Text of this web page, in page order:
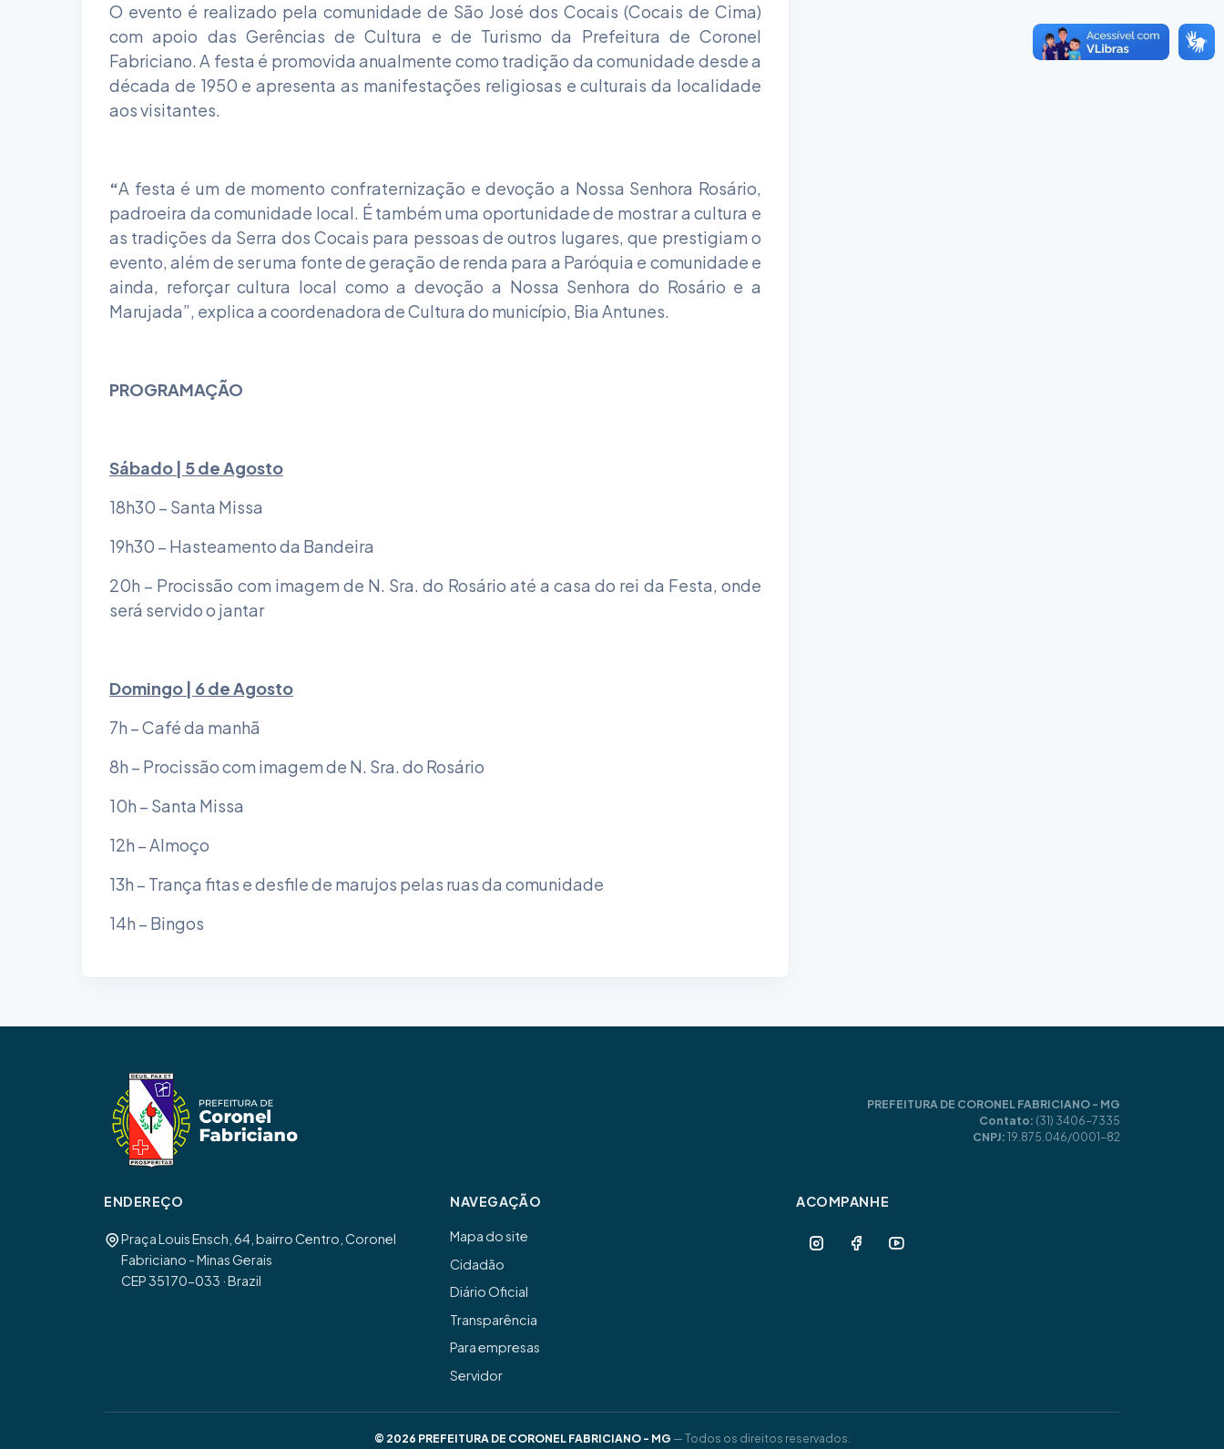
O evento é realizado pela comunidade de São José dos Cocais (Cocais de Cima)
com apoio das Gerências de Cultura e de Turismo da Prefeitura de Coronel
Fabriciano. A festa é promovida anualmente como tradição da comunidade desde a
década de 1950 e apresenta as manifestações religiosas e culturais da localidade
aos visitantes.
“A festa é um de momento confraternização e devoção a Nossa Senhora Rosário,
padroeira da comunidade local. É também uma oportunidade de mostrar a cultura e
as tradições da Serra dos Cocais para pessoas de outros lugares, que prestigiam o
evento, além de ser uma fonte de geração de renda para a Paróquia e comunidade e
ainda, reforçar cultura local como a devoção a Nossa Senhora do Rosário e a
Marujada”, explica a coordenadora de Cultura do município, Bia Antunes.
PROGRAMAÇÃO
Sábado | 5 de Agosto
18h30 – Santa Missa
19h30 – Hasteamento da Bandeira
20h – Procissão com imagem de N. Sra. do Rosário até a casa do rei da Festa, onde
será servido o jantar
Domingo | 6 de Agosto
7h – Café da manhã
8h – Procissão com imagem de N. Sra. do Rosário
10h – Santa Missa
12h – Almoço
13h – Trança fitas e desfile de marujos pelas ruas da comunidade
14h – Bingos
PREFEITURA DE CORONEL FABRICIANO - MG
Contato: (31) 3406-7335
CNPJ:19.875.046/0001-82
ENDEREÇO
Praça Louis Ensch, 64, bairro Centro, Coronel
Fabriciano - Minas Gerais
CEP 35170-033 · Brazil
NAVEGAÇÃO
Mapa do site
Cidadão
Diário Oficial
Transparência
Para empresas
Servidor
ACOMPANHE
© 2026 PREFEITURA DE CORONEL FABRICIANO - MG — Todos os direitos reservados.